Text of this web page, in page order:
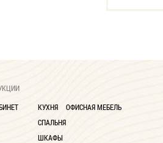
КУХНЯ
СПАЛЬНЯ
ШКАФЫ
ОФИСНАЯ МЕБЕЛЬ